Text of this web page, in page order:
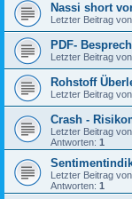
Nassi short
Letzter Beitrag von
PDF-
Letzter Beitrag von
Rohstoff
Letzter Beitrag von
Crash -
Letzter Beitrag von
Antworten: 1
Letzter Beitrag von
Antworten: 1